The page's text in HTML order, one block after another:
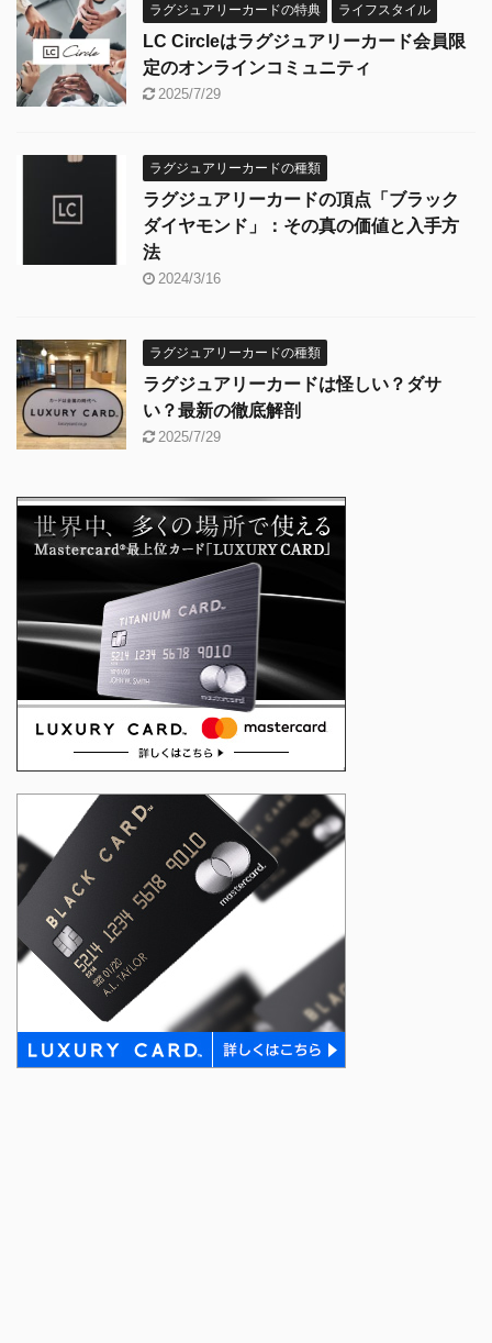
ラグジュアリーカードの特典 ライフスタイル
LC Circleはラグジュアリーカード会員限
定のオンラインコミュニティ
2025/7/29
ラグジュアリーカードの種類
ラグジュアリーカードの頂点「ブラック
ダイヤモンド」：その真の価値と入手方
法
2024/3/16
ラグジュアリーカードの種類
ラグジュアリーカードは怪しい？ダサ
い？最新の徹底解剖
2025/7/29